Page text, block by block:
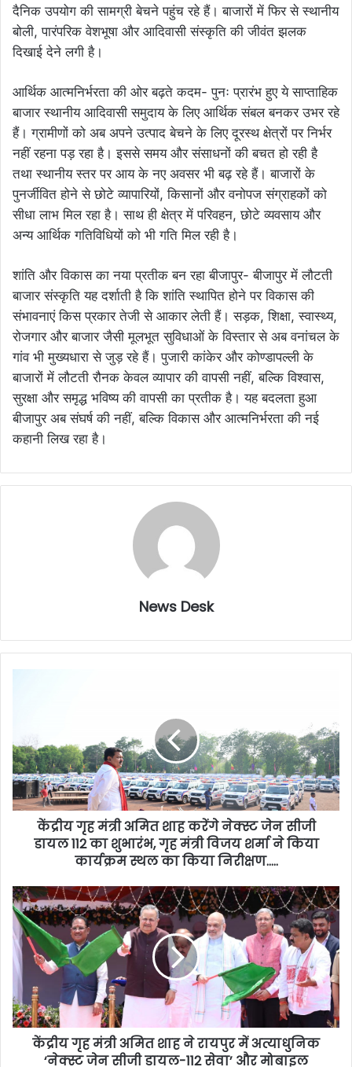
दैनिक उपयोग की सामग्री बेचने पहुंच रहे हैं। बाजारों में फिर से स्थानीय
बोली, पारंपरिक वेशभूषा और आदिवासी संस्कृति की जीवंत झलक
दिखाई देने लगी है।
आर्थिक आत्मनिर्भरता की ओर बढ़ते कदम- पुनः प्रारंभ हुए ये साप्ताहिक
बाजार स्थानीय आदिवासी समुदाय के लिए आर्थिक संबल बनकर उभर रहे
हैं। ग्रामीणों को अब अपने उत्पाद बेचने के लिए दूरस्थ क्षेत्रों पर निर्भर
नहीं रहना पड़ रहा है। इससे समय और संसाधनों की बचत हो रही है
तथा स्थानीय स्तर पर आय के नए अवसर भी बढ़ रहे हैं। बाजारों के
पुनर्जीवित होने से छोटे व्यापारियों, किसानों और वनोपज संग्राहकों को
सीधा लाभ मिल रहा है। साथ ही क्षेत्र में परिवहन, छोटे व्यवसाय और
अन्य आर्थिक गतिविधियों को भी गति मिल रही है।
शांति और विकास का नया प्रतीक बन रहा बीजापुर- बीजापुर में लौटती
बाजार संस्कृति यह दर्शाती है कि शांति स्थापित होने पर विकास की
संभावनाएं किस प्रकार तेजी से आकार लेती हैं। सड़क, शिक्षा, स्वास्थ्य,
रोजगार और बाजार जैसी मूलभूत सुविधाओं के विस्तार से अब वनांचल के
गांव भी मुख्यधारा से जुड़ रहे हैं। पुजारी कांकेर और कोण्डापल्ली के
बाजारों में लौटती रौनक केवल व्यापार की वापसी नहीं, बल्कि विश्वास,
सुरक्षा और समृद्ध भविष्य की वापसी का प्रतीक है। यह बदलता हुआ
बीजापुर अब संघर्ष की नहीं, बल्कि विकास और आत्मनिर्भरता की नई
कहानी लिख रहा है।
News Desk
केंद्रीय गृह मंत्री अमित शाह करेंगे नेक्स्ट जेन सीजी
डायल 112 का शुभारंभ, गृह मंत्री विजय शर्मा ने किया
कार्यक्रम स्थल का किया निरीक्षण…..
केंद्रीय गृह मंत्री अमित शाह ने रायपुर में अत्याधुनिक
‘नेक्स्ट जेन सीजी डायल-112 सेवा’ और मोबाइल